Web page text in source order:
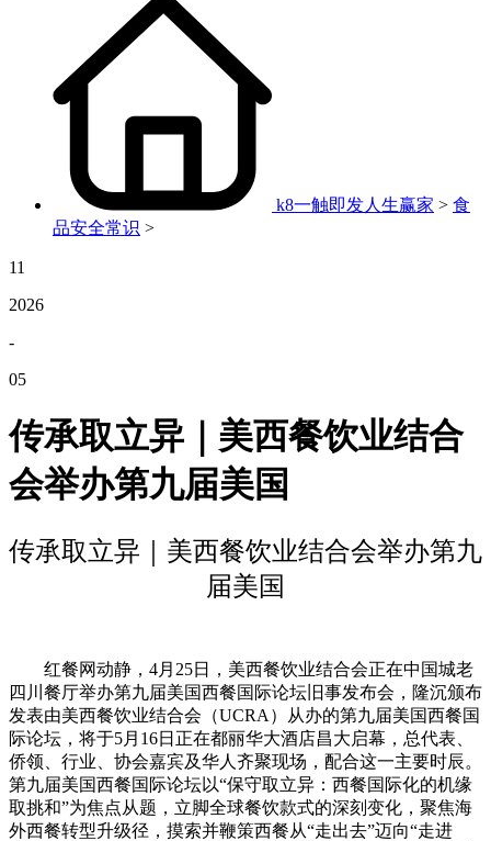
k8一触即发人生赢家 > 食
品安全常识 >
11
2026
-
05
传承取立异｜美西餐饮业结合
会举办第九届美国
传承取立异｜美西餐饮业结合会举办第九
届美国
红餐网动静，4月25日，美西餐饮业结合会正在中国城老
四川餐厅举办第九届美国西餐国际论坛旧事发布会，隆沉颁布
发表由美西餐饮业结合会（UCRA）从办的第九届美国西餐国
际论坛，将于5月16日正在都丽华大酒店昌大启幕，总代表、
侨领、行业、协会嘉宾及华人齐聚现场，配合这一主要时辰。
第九届美国西餐国际论坛以“保守取立异：西餐国际化的机缘
取挑和”为焦点从题，立脚全球餐饮款式的深刻变化，聚焦海
外西餐转型升级径，摸索并鞭策西餐从“走出去”迈向“走进